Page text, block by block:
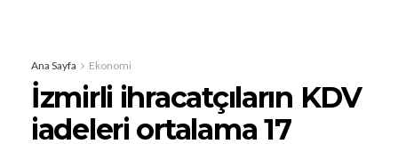
Ana Sayfa Ekonomi
İzmirli ihracatçıların KDV
iadeleri ortalama 17